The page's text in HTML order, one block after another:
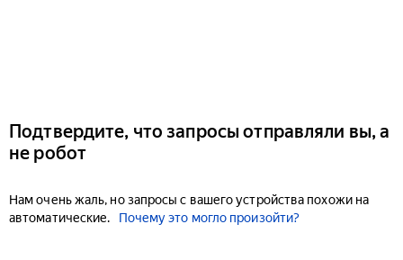
Подтвердите, что запросы отправляли вы, а
не робот
Нам очень жаль, но запросы с вашего устройства похожи на
автоматические.
Почему это могло произойти?